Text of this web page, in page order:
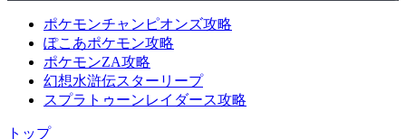
ポケモンチャンピオンズ攻略
ぽこあポケモン攻略
ポケモンZA攻略
幻想水滸伝スターリープ
スプラトゥーンレイダース攻略
トップ